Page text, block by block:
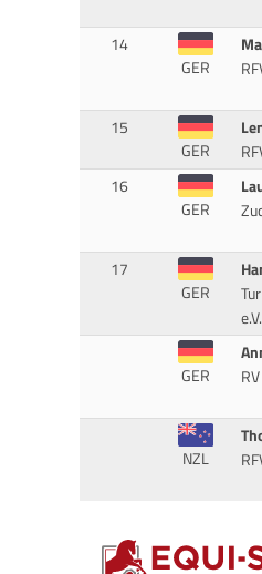
14
GER
15
GER
16
GER
17
GER
e.V.
GER
NZL